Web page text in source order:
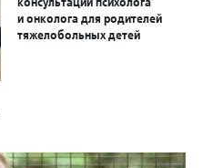
и онколога для родителей
тяжелобольных детей